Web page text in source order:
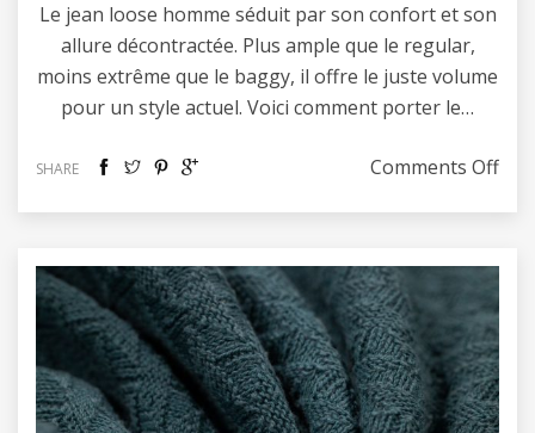
Le jean loose homme séduit par son confort et son
allure décontractée. Plus ample que le regular,
moins extrême que le baggy, il offre le juste volume
pour un style actuel. Voici comment porter le…
SHARE Comments Offon